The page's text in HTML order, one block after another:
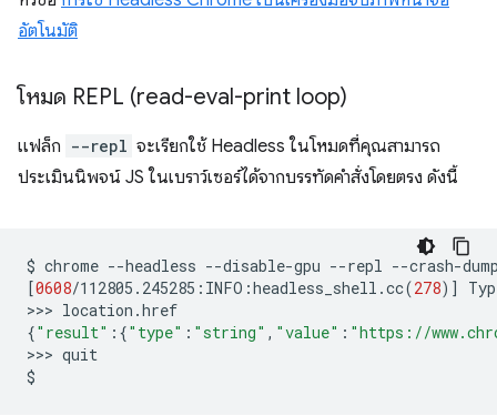
อัตโนมัติ
โหมด REPL (read-eval-print loop)
แฟล็ก --repl จะเรียกใช้ Headless ในโหมดที่คุณสามารถ
ประเมินนิพจน์ JS ในเบราว์เซอร์ได้จากบรรทัดคำสั่งโดยตรง ดังนี้
$ chrome --headless --disable-gpu --repl --crash-
[0608/112805.245285:INFO:headless_shell.cc(278)]
>>>
{"result" : {"type" : "string" , "value" : "https://
>>> quit